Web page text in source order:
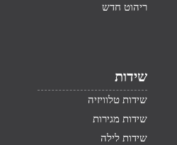
ריהוט חדש
שידות
שידות טלוויזיה
שידות מגירות
שידות לילה